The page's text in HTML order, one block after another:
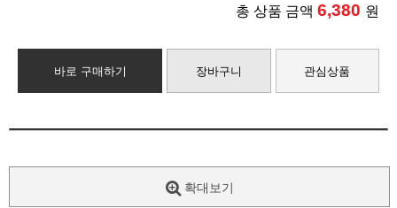
총 상품 금액 6,380 원
바로 구매하기 장바구니 관심상품
확대보기